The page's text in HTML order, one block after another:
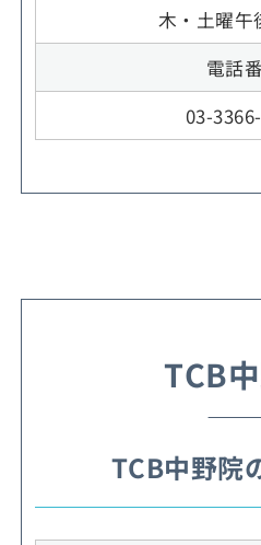
木・土曜午
電話
03-
TCB
TCB中野院